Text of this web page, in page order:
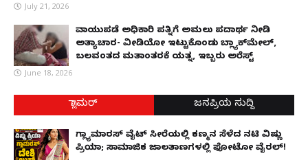
July 21, 2026
ವಾಯುಪಡೆ ಅಧಿಕಾರಿ ಪತ್ನಿಗೆ ಅಮಲು ಪದಾರ್ಥ ನೀಡಿ
ಅತ್ಯಾಚಾರ- ವೀಡಿಯೋ ಇಟ್ಟುಕೊಂಡು ಬ್ಲ್ಯಾಕ್‌ಮೇಲ್,
ಬಲವಂತದ ಮತಾಂತರಕ್ಕೆ ಯತ್ನ, ಇಬ್ಬರು ಅರೆಸ್ಟ್
June 18, 2026
ಗ್ಲಾಮರ್ ಜನಪ್ರಿಯ ಸುದ್ದಿ
ಗ್ಲ್ಯಾಮಾರಸ್ ವೈಟ್‌ ಸೀರೆಯಲ್ಲಿ ಕಣ್ಮನ ಸೆಳೆದ ನಟಿ ವಿಷ್ಣು
ಪ್ರಿಯಾ; ಸಾಮಾಜಿಕ ಜಾಲತಾಣಗಳಲ್ಲಿ ಫೋಟೋ ವೈರಲ್!